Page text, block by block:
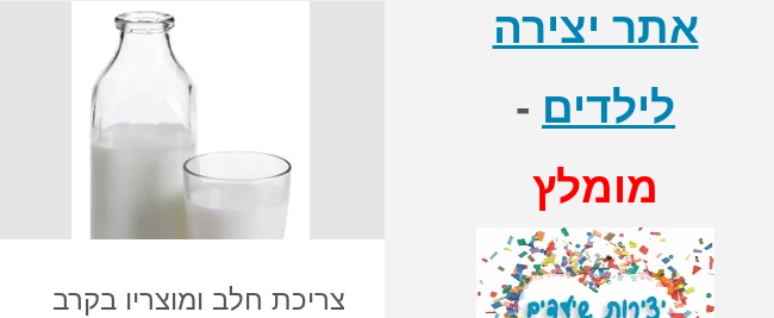
מספיקות
לרוב
הילדים"
צריכת חלב ומוצריו בקרב
אתר יצירה
לילדים -
מומלץ